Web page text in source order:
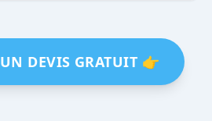
DEVIS GRATUIT 👉